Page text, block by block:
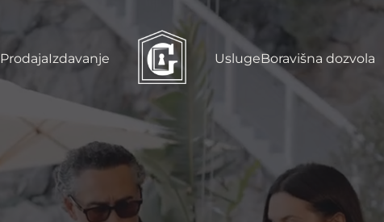
ProdajaIzdavanje UslugeBoravišna dozvola